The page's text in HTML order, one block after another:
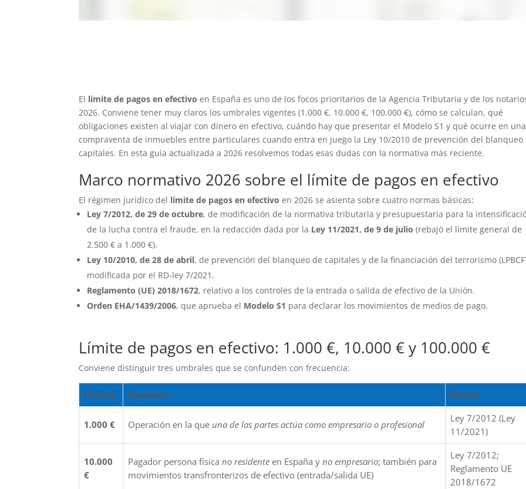
El límite de pagos en efectivo en España es uno de los focos prioritarios de la Agencia Tributaria y de los
2026. Conviene tener muy claros los umbrales vigentes (1.000 €, 10.000 €, 100.000 €), cómo se calculan, qué
obligaciones existen al viajar con dinero en efectivo, cuándo hay que presentar el Modelo S1 y qué ocurre en una
compraventa de inmuebles entre particulares cuando entra en juego la Ley 10/2010 de prevención del blanqueo
capitales. En esta guía actualizada a 2026 resolvemos todas esas dudas con la normativa más reciente.
Marco normativo 2026 sobre el límite de pagos en efectivo
El régimen jurídico del límite de pagos en efectivo en 2026 se asienta sobre cuatro normas básicas:
Ley 7/2012, de 29 de octubre, de modificación de la normativa tributaria y presupuestaria para la
de la lucha contra el fraude, en la redacción dada por la Ley 11/2021, de 9 de julio (rebajó el límite general de
2.500 € a 1.000 €).
Ley 10/2010, de 28 de abril, de prevención del blanqueo de capitales y de la financiación del terrorismo
modificada por el RD-ley 7/2021.
Reglamento (UE) 2018/1672, relativo a los controles de la entrada o salida de efectivo de la Unión.
Orden EHA/1439/2006, que aprueba el Modelo S1 para declarar los movimientos de medios de pago.
Límite de pagos en efectivo: 1.000 €, 10.000 € y 100.000 €
Conviene distinguir tres umbrales que se confunden con frecuencia:
Umbral Supuesto Norma
1.000 € Operación en la que una de las partes actúa como empresario o profesional
Ley 7/2012 (Ley
11/2021)
10.000
€
Pagador persona físicano residente en España yno empresario; también para
movimientos transfronterizos de efectivo (entrada/salida UE)
Ley 7/2012;
Reglamento UE
2018/1672